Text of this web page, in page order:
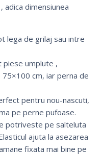
adica dimensiunea
lega de grilaj sau intre
piese umplute ,
cm, iar perna de
pentru nou-nascuti,
pe perne pufoase.
potriveste pe salteluta
ajuta la asezarea
fixata mai bine pe